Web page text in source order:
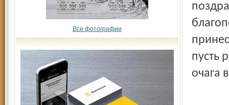
Все фотографии
пусть
очага